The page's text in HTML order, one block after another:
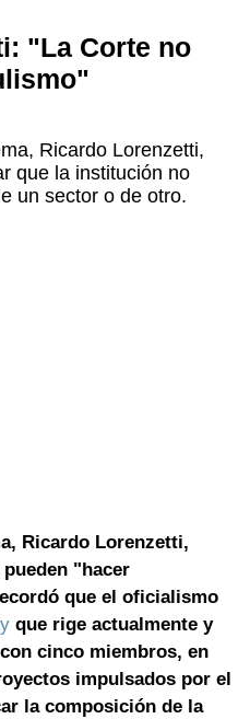
"La Corte no
Ricardo Lorenzetti,
que la institución no
un sector o de otro.
Ricardo Lorenzetti,
"hacer
que el oficialismo
que rige actualmente y
cinco miembros, en
impulsados por el
la composición de la